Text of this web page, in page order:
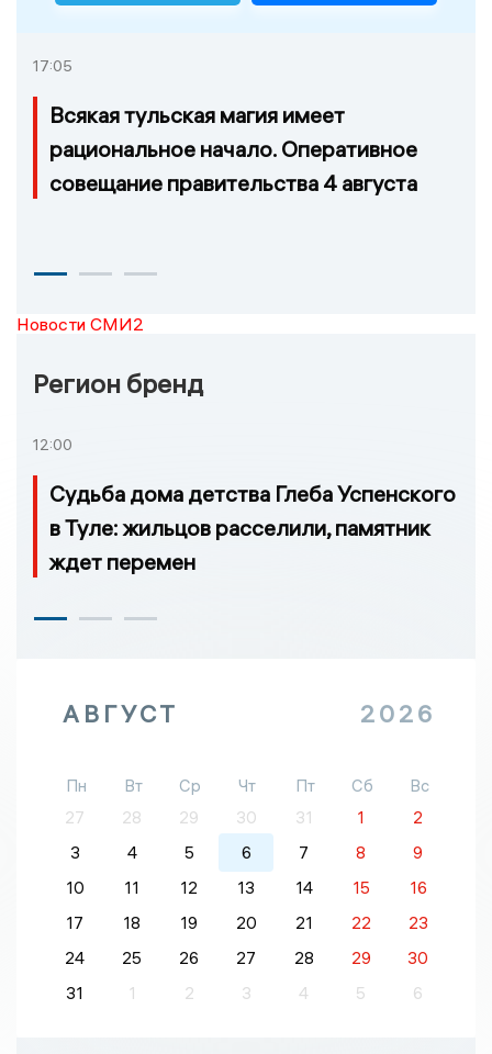
17:05
Всякая тульская магия имеет
рациональное начало. Оперативное
совещание правительства 4 августа
Новости СМИ2
Регион бренд
12:00
Судьба дома детства Глеба Успенского
в Туле: жильцов расселили, памятник
ждет перемен
АВГУСТ 2026
Пн Вт Ср Чт Пт Сб
Вс
27
28 29 30 31 1
2
3
4 5 6 7 8
9
10
11 12 13 14 15
16
17
18 19 20 21 22
23
24
25 26 27 28 29
30
31
1 2 3 4 5 6